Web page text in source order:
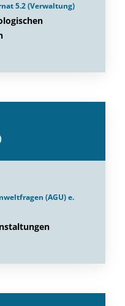
5.2 (Verwaltung)
(AGU) e.